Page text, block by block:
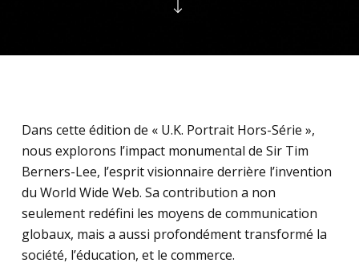
Dans cette édition de « U.K. Portrait Hors-Série »,
nous explorons l’impact monumental de Sir Tim
Berners-Lee, l’esprit visionnaire derrière l’invention
du World Wide Web. Sa contribution a non
seulement redéfini les moyens de communication
globaux, mais a aussi profondément transformé la
société, l’éducation, et le commerce.